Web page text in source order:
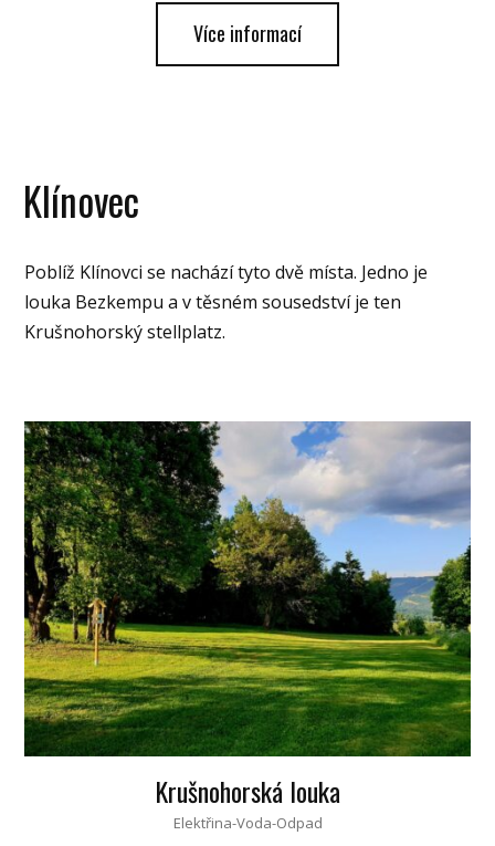
Více informací
Klínovec
Poblíž Klínovci se nachází tyto dvě místa. Jedno je
louka Bezkempu a v těsném sousedství je ten
Krušnohorský stellplatz.
Krušnohorská louka
Elektřina-Voda-Odpad